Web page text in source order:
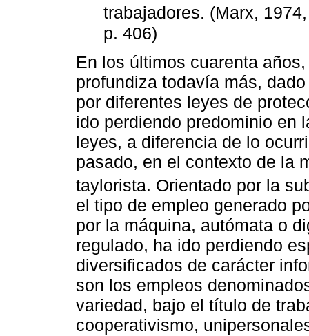
trabajadores. (Marx,
p. 406)
En los últimos cuarenta
profundiza todavía más,
por diferentes leyes de
ido perdiendo predominio en
leyes, a diferencia de lo
pasado, en el contexto de la
taylorista. Orientado por la
el tipo de empleo generado
por la máquina, autómata o
regulado, ha ido perdiendo
diversificados de carácter
son los empleos
variedad, bajo el título de
cooperativismo,